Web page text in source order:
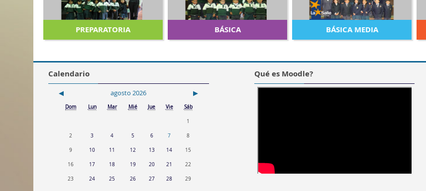
PREPARATORIA BÁSICA BÁSICA MEDIA
Calendario
◀︎ agosto 2026 ▶︎
Dom Lun Mar Mié Jue Vie Sáb
1
2 3 4 5 6 7 8
9 10 11 12 13 14 15
16 17 18 19 20 21 22
23 24 25 26 27 28 29
Qué es Moodle?